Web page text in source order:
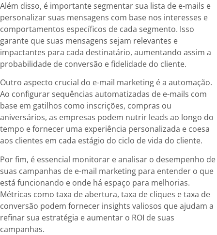
Além disso, é importante segmentar sua lista de e-mails e
personalizar suas mensagens com base nos interesses e
comportamentos específicos de cada segmento. Isso
garante que suas mensagens sejam relevantes e
impactantes para cada destinatário, aumentando assim a
probabilidade de conversão e fidelidade do cliente.
Outro aspecto crucial do e-mail marketing é a automação.
Ao configurar sequências automatizadas de e-mails com
base em gatilhos como inscrições, compras ou
aniversários, as empresas podem nutrir leads ao longo do
tempo e fornecer uma experiência personalizada e coesa
aos clientes em cada estágio do ciclo de vida do cliente.
Por fim, é essencial monitorar e analisar o desempenho de
suas campanhas de e-mail marketing para entender o que
está funcionando e onde há espaço para melhorias.
Métricas como taxa de abertura, taxa de cliques e taxa de
conversão podem fornecer insights valiosos que ajudam a
refinar sua estratégia e aumentar o ROI de suas
campanhas.